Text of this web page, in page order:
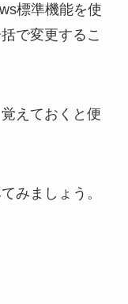
標準機能を使
で変更するこ
えておくと便
みましょう。